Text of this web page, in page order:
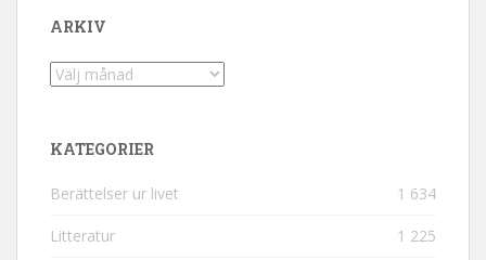
ARKIV
Arkiv
KATEGORIER
Berättelser ur livet 1 634
Litteratur 1 225